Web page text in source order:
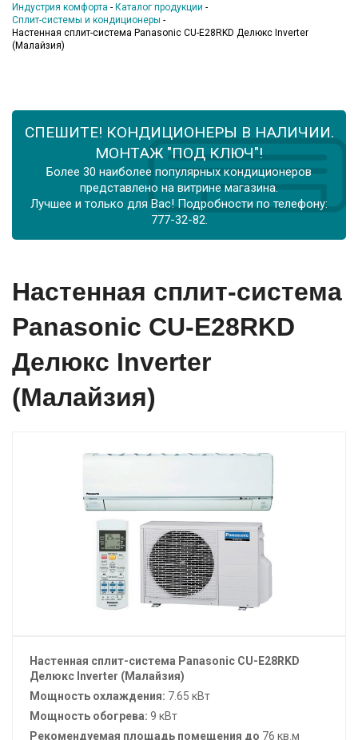
Индустрия комфорта - Каталог продукции -
Сплит-системы и кондиционеры -
Настенная сплит-система Panasonic CU-E28RKD Делюкс Inverter
(Малайзия)
СПЕШИТЕ! КОНДИЦИОНЕРЫ В НАЛИЧИИ.
МОНТАЖ "ПОД КЛЮЧ"!
Более 30 наиболее популярных кондиционеров
представлено на витрине магазина.
Лучшее и только для Вас! Подробности по телефону:
777-32-82.
Настенная сплит-система
Panasonic CU-E28RKD
Делюкс Inverter
(Малайзия)
Настенная сплит-система PanasonicCU-E28RKD
Делюкс Inverter (Малайзия)
Мощность охлаждения: 7.65 кВт
Мощность обогрева: 9 кВт
Рекомендуемая площадь помещения до 76 кв.м